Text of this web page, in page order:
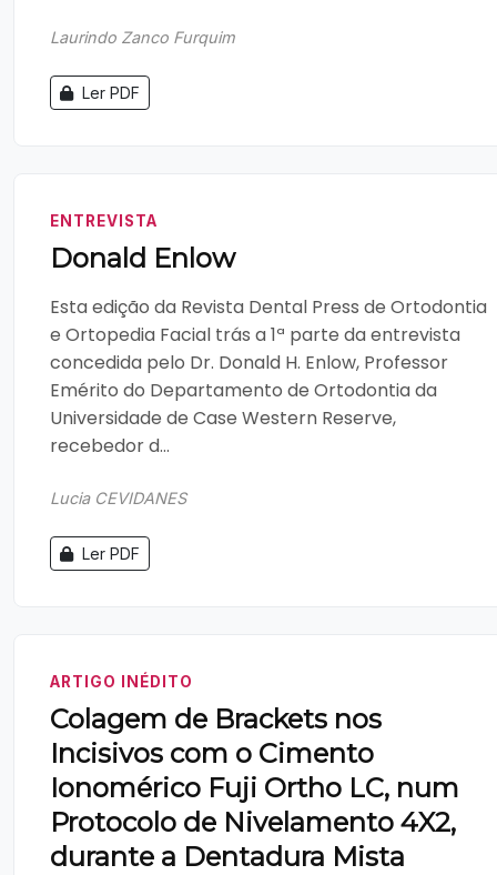
Laurindo Zanco Furquim
Ler PDF
ENTREVISTA
Donald Enlow
Esta edição da Revista Dental Press de Ortodontia
e Ortopedia Facial trás a 1ª parte da entrevista
concedida pelo Dr. Donald H. Enlow, Professor
Emérito do Departamento de Ortodontia da
Universidade de Case Western Reserve,
recebedor d...
Lucia CEVIDANES
Ler PDF
ARTIGO INÉDITO
Colagem de Brackets nos
Incisivos com o Cimento
Ionomérico Fuji Ortho LC, num
Protocolo de Nivelamento 4X2,
durante a Dentadura Mista